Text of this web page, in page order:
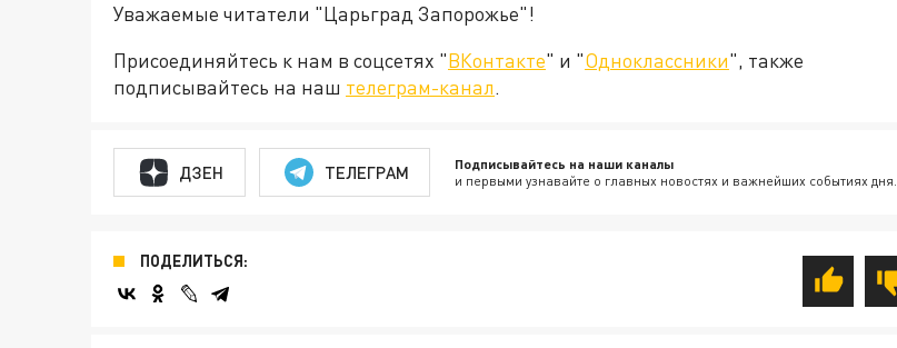
Уважаемые читатели "Царьград Запорожье"!
Присоединяйтесь к нам в соцсетях "ВКонтакте" и "Одноклассники", также
подписывайтесь на наш телеграм-канал.
ДЗЕН ТЕЛЕГРАМ Подписывайтесь на наши каналы
и первыми узнавайте о главных новостях и важнейших событиях дня.
ПОДЕЛИТЬСЯ: